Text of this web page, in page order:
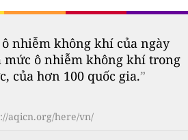
nhiễm không khí của ngày
mức ô nhiễm không khí trong
của hơn 100 quốc gia.”
aqicn.org/here/vn/